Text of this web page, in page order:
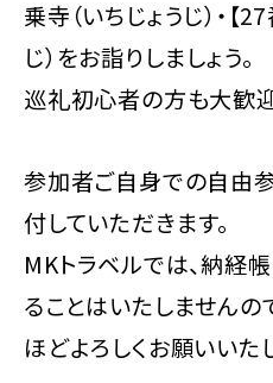
乗寺（いちじょうじ）・【
じ）をお詣りしましょう。
巡礼初心者の方も大歓迎
参加者ご自身での自由
付していただきます。
MKトラベルでは、納経
ることはいたしませんの
ほどよろしくお願いいた